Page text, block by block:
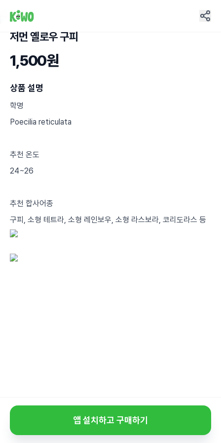
저먼 옐로우 구피
1,500원
상품 설명
학명
Poecilia reticulata
추천 온도
24~26
추천 합사어종
구피, 소형 테트라, 소형 레인보우, 소형 라스보라, 코리도라스 등
앱 설치하고 구매하기